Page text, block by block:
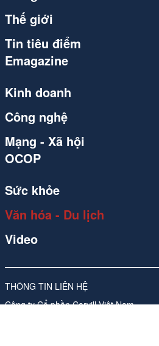
THÔNG TIN LIÊN HỆ
Công ty Cổ phần Carvill Việt Nam
Thế giới
Tin tiêu điểm
Emagazine
Kinh doanh
Công nghệ
Mạng - Xã hội
OCOP
Sức khỏe
Văn hóa - Du lịch
Video